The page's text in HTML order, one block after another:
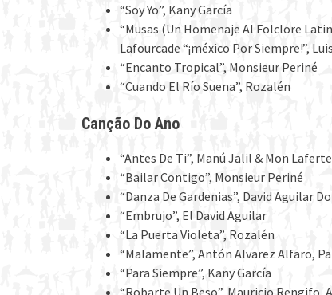
“Soy Yo”, Kany García
“Musas (Un Homenaje Al Folclore
Lafourcade “¡méxico Por Siempre!”,
“Encanto Tropical”, Monsieur Periné
“Cuando El Río Suena”, Rozalén
Canção Do Ano
“Antes De Ti”, Manú Jalil & Mon Laferte
“Bailar Contigo”, Monsieur Periné
“Danza De Gardenias”, David Aguilar
“Embrujo”, El David Aguilar
“La Puerta Violeta”, Rozalén
“Malamente”, Antón Alvarez Alfaro,
“Para Siempre”, Kany García
“Robarte Un Beso”, Mauricio Rengifo,